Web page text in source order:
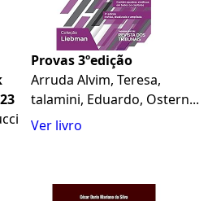
Provas 3ºedição
Arruda Alvim, Teresa,
talamini, Eduardo, Ostern...
Ver livro